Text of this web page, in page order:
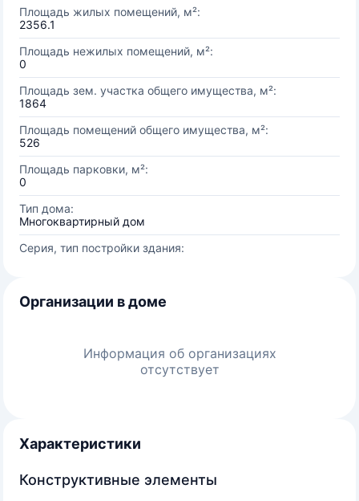
Площадь жилых помещений, м²:
2356.1
Площадь нежилых помещений, м²:
0
Площадь зем. участка общего имущества, м²:
1864
Площадь помещений общего имущества, м²:
526
Площадь парковки, м²:
0
Тип дома:
Многоквартирный дом
Серия, тип постройки здания:
Организации в доме
Информация об организациях
отсутствует
Характеристики
Конструктивные элементы